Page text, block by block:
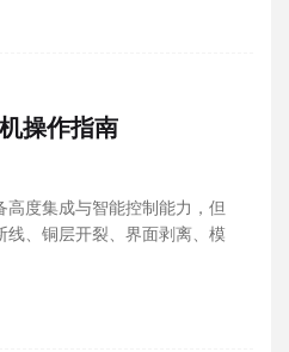
操作指南
度集成与智能控制能力，但
线、铜层开裂、界面剥离、模